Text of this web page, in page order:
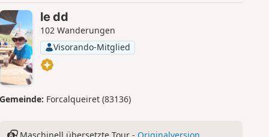
le dd
102 Wanderungen
Visorando-Mitglied
Gemeinde: Forcalqueiret (83136)
Maschinell übersetzte Tour - Originalversion